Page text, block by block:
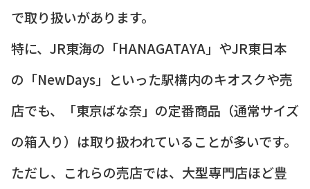
で取り扱いがあります。
特に、JR東海の「HANAGATAYA」やJR東日本
の「NewDays」といった駅構内のキオスクや売
店でも、「東京ばな奈」の定番商品（通常サイズ
の箱入り）は取り扱われていることが多いです。
ただし、これらの売店では、大型専門店ほど豊